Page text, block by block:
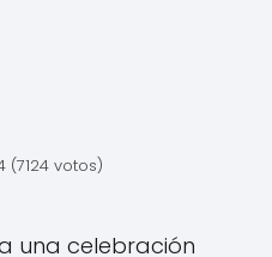
(7124 votos)
una celebración